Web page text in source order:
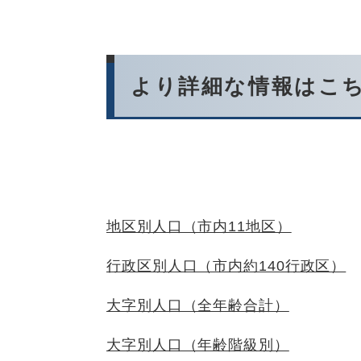
より詳細な情報はこ
地区別人口（市内11地区）
行政区別人口（市内約140行政区）
大字別人口（全年齢合計）
大字別人口（年齢階級別）